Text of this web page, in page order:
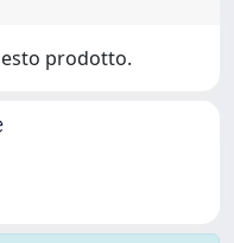
prodotto.